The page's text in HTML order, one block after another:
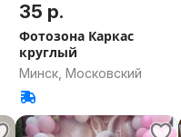
35 р.
Фотозона Каркас
круглый
Минск, Московский